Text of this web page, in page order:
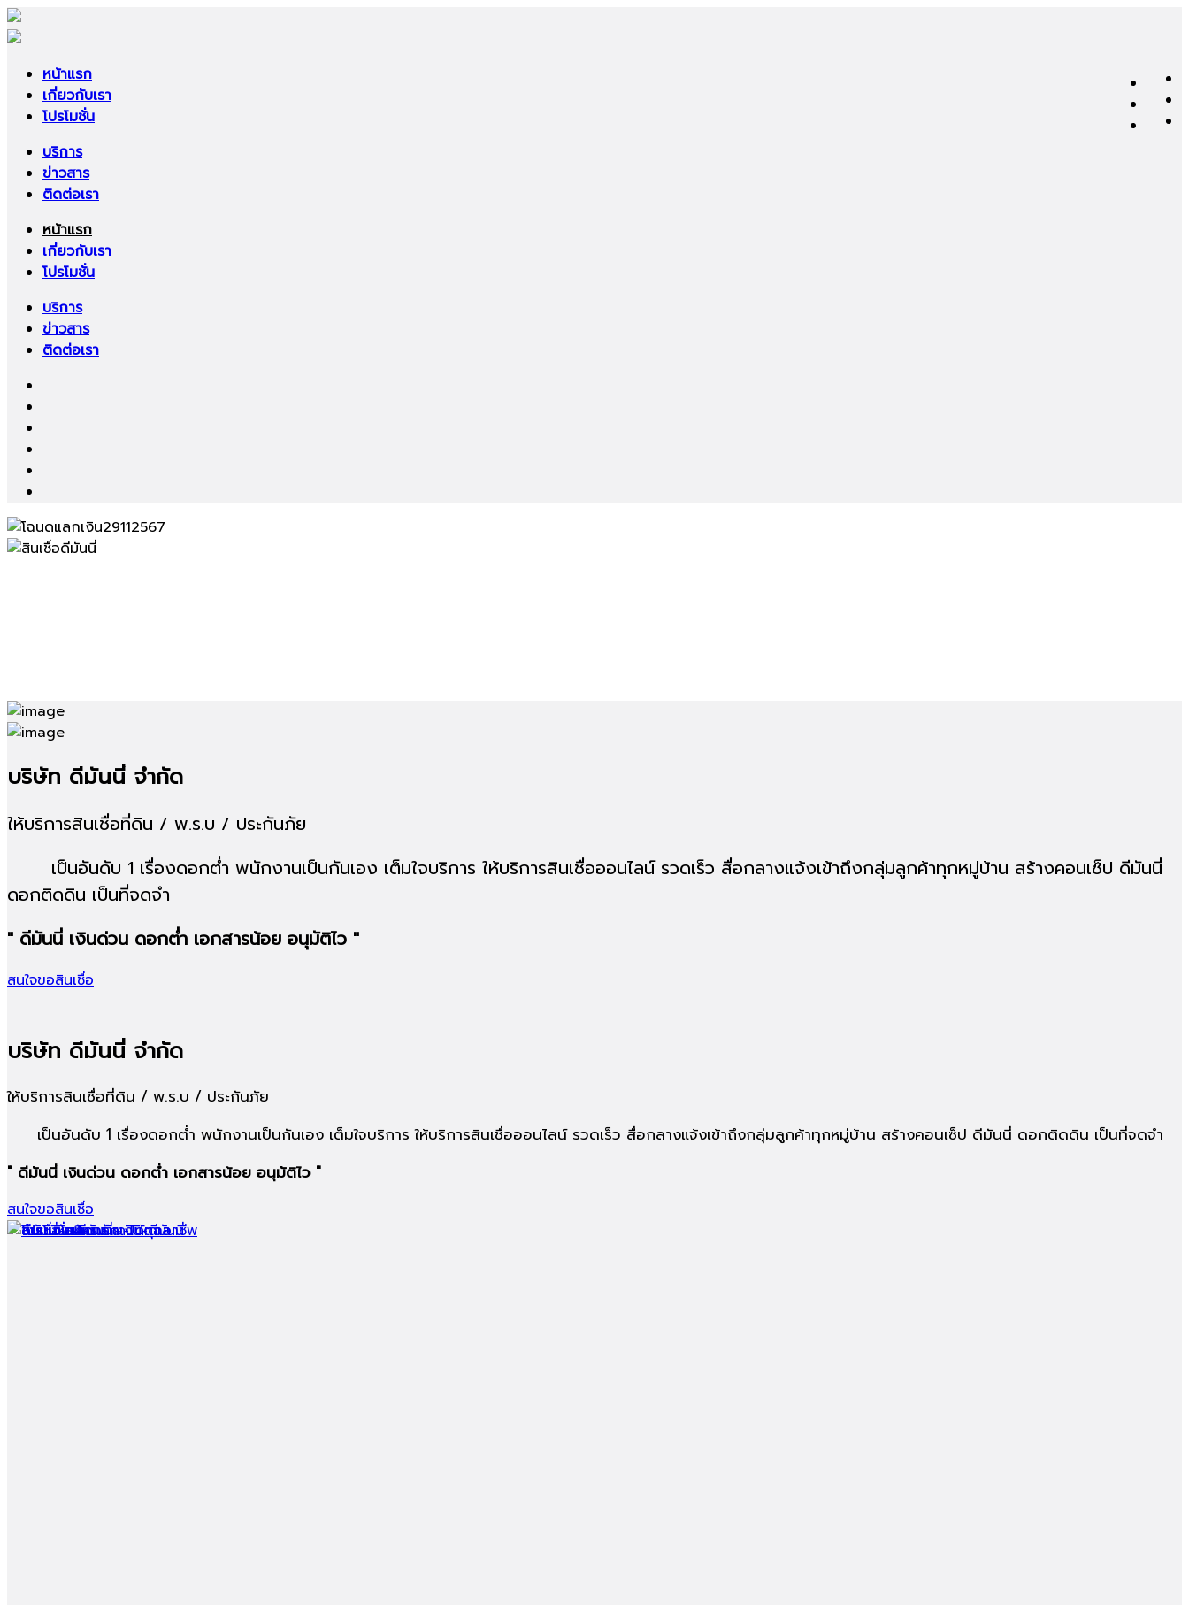
หน้าแรก
เกี่ยวกับเรา
โปรโมชั่น
บริการ
ข่าวสาร
ติดต่อเรา
หน้าแรก
เกี่ยวกับเรา
โปรโมชั่น
บริการ
ข่าวสาร
ติดต่อเรา
บริษัท ดีมันนี่ จำกัด
ให้บริการสินเชื่อที่ดิน / พ.ร.บ / ประกันภัย
เป็นอันดับ 1 เรื่องดอกต่ำ พนักงานเป็นกันเอง เต็มใจบริการ ให้บริการสินเชื่อออนไลน์ รวดเร็ว สื่อกลางแจ้งเข้าถึงกลุ่มลูกค้าทุกหมู่บ้าน สร้างคอนเซ็ป ดีมันนี่
ดอกติดดิน เป็นที่จดจำ
" ดีมันนี่ เงินด่วน ดอกต่ำ เอกสารน้อย อนุมัติไว "
สนใจขอสินเชื่อ
บริษัท ดีมันนี่ จำกัด
ให้บริการสินเชื่อที่ดิน / พ.ร.บ / ประกันภัย
เป็นอันดับ 1 เรื่องดอกต่ำ พนักงานเป็นกันเอง เต็มใจบริการ ให้บริการสินเชื่อออนไลน์ รวดเร็ว สื่อกลางแจ้งเข้าถึงกลุ่มลูกค้าทุกหมู่บ้าน สร้างคอนเซ็ป ดีมันนี่ ดอกติดดิน เป็นที่จดจำ
" ดีมันนี่ เงินด่วน ดอกต่ำ เอกสารน้อย อนุมัติไว "
สนใจขอสินเชื่อ